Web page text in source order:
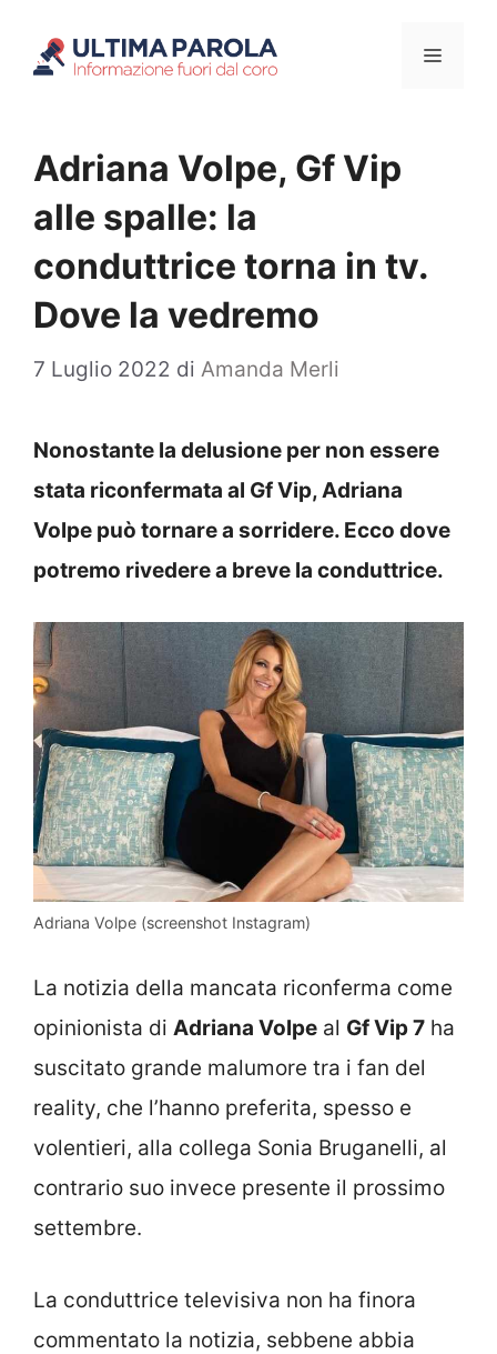
Menu
Adriana Volpe, Gf Vip
alle spalle: la
conduttrice torna in tv.
Dove la vedremo
7 Luglio 2022 di Amanda Merli
Nonostante la delusione per non essere
stata riconfermata al Gf Vip, Adriana
Volpe può tornare a sorridere. Ecco dove
potremo rivedere a breve la conduttrice.
Adriana Volpe (screenshot Instagram)
La notizia della mancata riconferma come
opinionista di Adriana Volpe al Gf Vip 7 ha
suscitato grande malumore tra i fan del
reality, che l’hanno preferita, spesso e
volentieri, alla collega Sonia Bruganelli, al
contrario suo invece presente il prossimo
settembre.
La conduttrice televisiva non ha finora
commentato la notizia, sebbene abbia